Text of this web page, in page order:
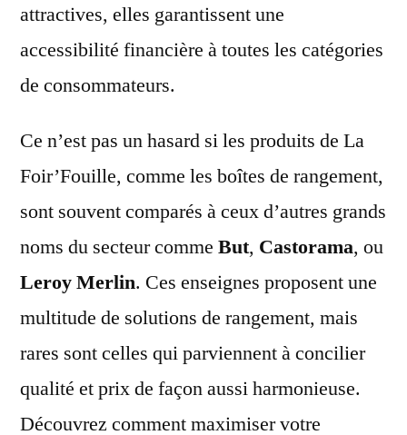
attractives, elles garantissent une
accessibilité financière à toutes les catégories
de consommateurs.
Ce n’est pas un hasard si les produits de La
Foir’Fouille, comme les boîtes de rangement,
sont souvent comparés à ceux d’autres grands
noms du secteur comme But, Castorama, ou
Leroy Merlin. Ces enseignes proposent une
multitude de solutions de rangement, mais
rares sont celles qui parviennent à concilier
qualité et prix de façon aussi harmonieuse.
Découvrez comment maximiser votre